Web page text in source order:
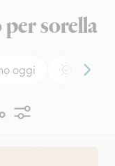
sorella
oggi